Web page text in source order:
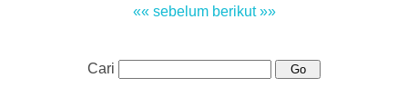
«« sebelum berikut »»
Cari